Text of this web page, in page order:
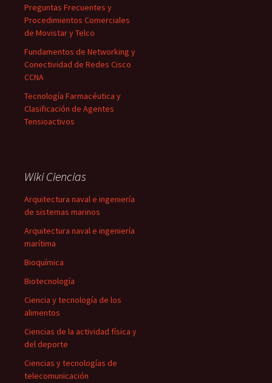
Preguntas Frecuentes y
Procedimientos Comerciales
de Movistar y Telco
Fundamentos de Networking y
Conectividad de Redes Cisco
CCNA
Tecnología Farmacéutica y
Clasificación de Agentes
Tensioactivos
Wiki Ciencias
Arquitectura naval e ingeniería
de sistemas marinos
Arquitectura naval e ingeniería
marítima
Bioquímica
Biotecnología
Ciencia y tecnología de los
alimentos
Ciencias de la actividad física y
del deporte
Ciencias y tecnologías de
telecomunicación